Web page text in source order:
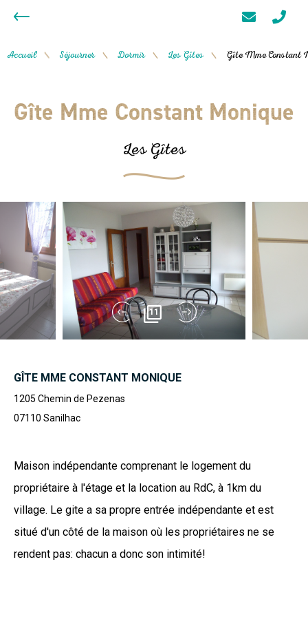
Accueil / Séjourner / Dormir / Les Gîtes / Gîte Mme Constant
Gîte Mme Constant Monique
Les Gîtes
11
GÎTE MME CONSTANT MONIQUE
1205 Chemin de Pezenas
07110 Sanilhac
Maison indépendante comprenant le logement du
propriétaire à l'étage et la location au RdC, à 1km du
village. Le gite a sa propre entrée indépendante et est
situé d'un côté de la maison où les propriétaires ne se
rendent pas: chacun a donc son intimité!